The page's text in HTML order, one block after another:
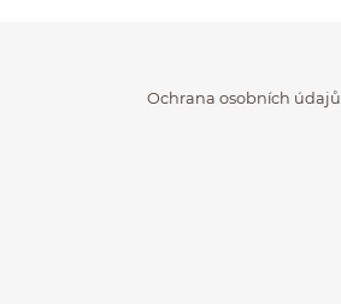
na końcuOchrana osobních údajů